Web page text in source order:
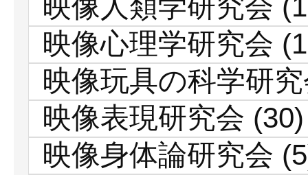
映像人類学研究会
映像心理学研究会
映像玩具の科学研
映像表現研究会 (30)
映像身体論研究会